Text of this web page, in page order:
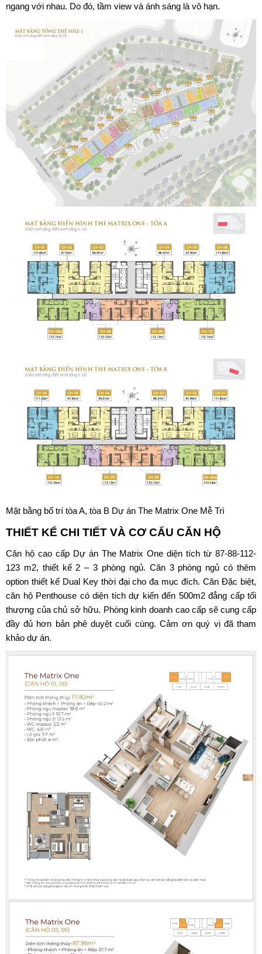
ngang với nhau. Do đó, tầm view và ánh sáng là vô hạn.
Mặt bằng bố trí tòa A, tòa B Dự án The Matrix One Mễ Trì
THIẾT KẾ CHI TIẾT VÀ CƠ CẤU CĂN HỘ
Căn hộ cao cấp Dự án The Matrix One diện tích từ 87-88-112-
123 m2, thiết kế 2 – 3 phòng ngủ. Căn 3 phòng ngủ có thêm
option thiết kế Dual Key thời đại cho đa mục đích. Căn Đặc biệt,
căn hộ Penthouse có diện tích dự kiến đến 500m2 đẳng cấp tối
thượng của chủ sở hữu. Phòng kinh doanh cao cấp sẽ cung cấp
đầy đủ hơn bản phê duyệt cuối cùng. Cảm ơn quý vị đã tham
khảo dự án.